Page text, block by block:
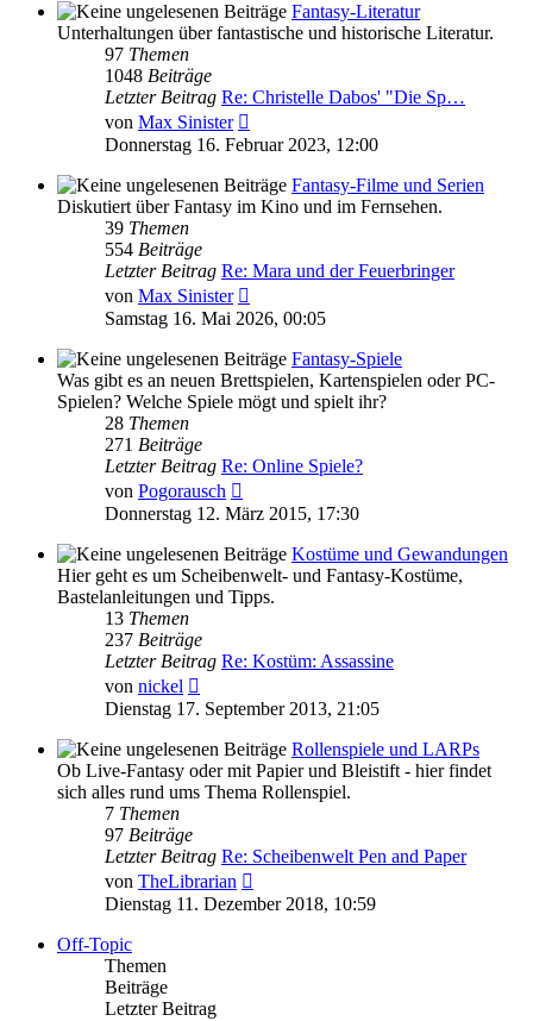
Fantasy-Literatur
Unterhaltungen über fantastische und historische Literatur.
97 Themen
1048 Beiträge
Letzter Beitrag Re: Christelle Dabos' "Die Sp…
von Max Sinister
Beitrag
Donnerstag 16. Februar 2023, 12:00
Fantasy-Filme und Serien
Diskutiert über Fantasy im Kino und im Fernsehen.
39 Themen
554 Beiträge
Letzter Beitrag Re: Mara und der Feuerbringer
von Max Sinister
Beitrag
Samstag 16. Mai 2026, 00:05
Fantasy-Spiele
Was gibt es an neuen Brettspielen, Kartenspielen oder PC-
Spielen? Welche Spiele mögt und spielt ihr?
28 Themen
271 Beiträge
Letzter Beitrag Re: Online Spiele?
von Pogorausch
Beitrag
Donnerstag 12. März 2015, 17:30
Kostüme und Gewandungen
Hier geht es um Scheibenwelt- und Fantasy-Kostüme,
Bastelanleitungen und Tipps.
13 Themen
237 Beiträge
Letzter Beitrag Re: Kostüm: Assassine
von nickel
Beitrag
Dienstag 17. September 2013, 21:05
Rollenspiele und LARPs
Ob Live-Fantasy oder mit Papier und Bleistift - hier findet
sich alles rund ums Thema Rollenspiel.
7 Themen
97 Beiträge
Letzter Beitrag Re: Scheibenwelt Pen and Paper
von TheLibrarian
Beitrag
Dienstag 11. Dezember 2018, 10:59
Off-Topic
Themen
Beiträge
Letzter Beitrag